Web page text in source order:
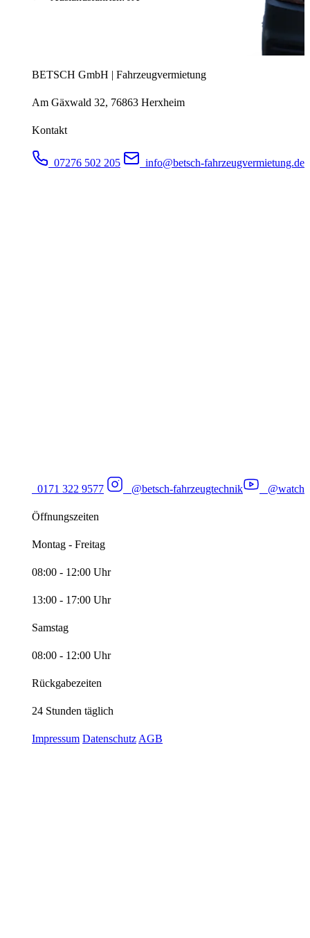
BETSCH GmbH | Fahrzeugvermietung
Am Gäxwald 32, 76863 Herxheim
Kontakt
07276 502 205 info@betsch-fahrzeugvermietung.de
0171 322 9577 @betsch-fahrzeugtechnik @watch
Öffnungszeiten
Montag - Freitag
08:00 - 12:00 Uhr
13:00 - 17:00 Uhr
Samstag
08:00 - 12:00 Uhr
Rückgabezeiten
24 Stunden täglich
Impressum Datenschutz AGB